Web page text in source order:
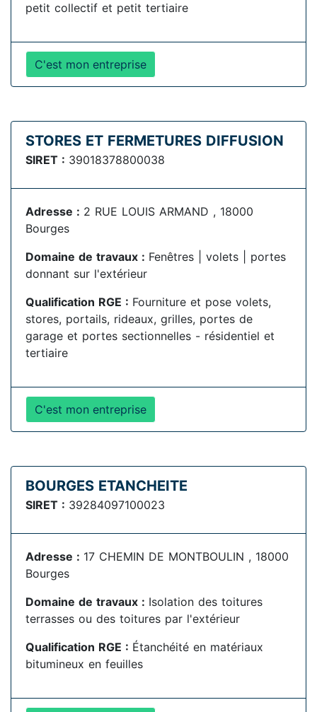
petit collectif et petit tertiaire
C'est mon entreprise
STORES ET FERMETURES DIFFUSION
SIRET : 39018378800038
Adresse : 2 RUE LOUIS ARMAND , 18000
Bourges
Domaine de travaux : Fenêtres | volets | portes
donnant sur l'extérieur
Qualification RGE : Fourniture et pose volets,
stores, portails, rideaux, grilles, portes de
garage et portes sectionnelles - résidentiel et
tertiaire
C'est mon entreprise
BOURGES ETANCHEITE
SIRET : 39284097100023
Adresse : 17 CHEMIN DE MONTBOULIN , 18000
Bourges
Domaine de travaux : Isolation des toitures
terrasses ou des toitures par l'extérieur
Qualification RGE : Étanchéité en matériaux
bitumineux en feuilles